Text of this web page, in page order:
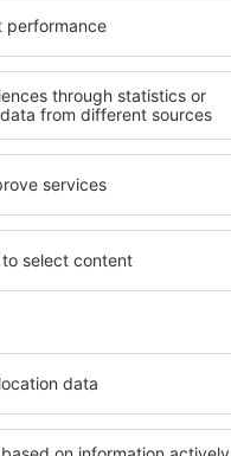
Țări
Siteuri internaționale
eSky.com eDestinos.com